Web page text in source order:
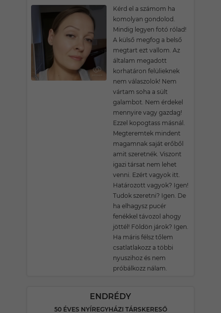
Kérd el a számom ha
komolyan gondolod.
Mindig legyen fotó rólad!
A külső megfog a belső
megtart ezt vallom. Az
általam megadott
korhatáron felülieknek
nem válaszolok! Nem
vártam soha a sült
galambot. Nem érdekel
mennyire vagy gazdag!
Ezzel kopogtass másnál.
Megteremtek mindent
magamnak saját erőből
amit szeretnék. Viszont
igazi társat nem lehet
venni. Ezért vagyok itt.
Határozott vagyok? Igen!
Tudok szeretni? Igen. De
ha elhagysz pucér
fenékkel távozol ahogy
jöttél! Földön járok? Igen.
Ha máris félsz tőlem
csatlatlakozz a többi
nyuszihoz és nem
próbálkozz nálam.
ENDRÉDY
50 ÉVES NYÍREGYHÁZI TÁRSKERESŐ